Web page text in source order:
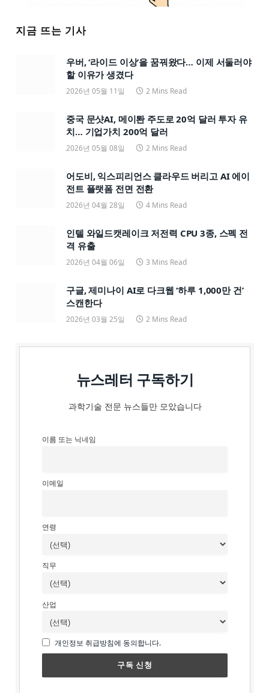
지금 뜨는 기사
우버, ‘라이드 이상’을 꿈꿔왔다… 이제 서둘러야
할 이유가 생겼다
2026년 05월 11일 2 Mins Read
중국 문샷AI, 메이퇀 주도로 20억 달러 투자 유
치… 기업가치 200억 달러
2026년 05월 08일 2 Mins Read
어도비, 익스피리언스 클라우드 버리고 AI 에이
전트 플랫폼 전면 전환
2026년 04월 28일 4 Mins Read
인텔 와일드캣레이크 저전력 CPU 3종, 스펙 전
격 유출
2026년 04월 06일 3 Mins Read
구글, 제미나이 AI로 다크웹 ‘하루 1,000만 건’
스캔한다
2026년 03월 25일 2 Mins Read
뉴스레터 구독하기
과학기술 전문 뉴스들만 모았습니다
이름 또는 닉네임
이메일
연령
직무
산업
개인정보 취급방침에 동의합니다.